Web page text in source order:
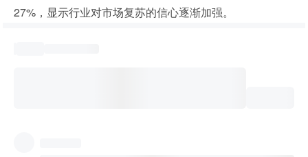
27%，显示行业对市场复苏的信心逐渐加强。